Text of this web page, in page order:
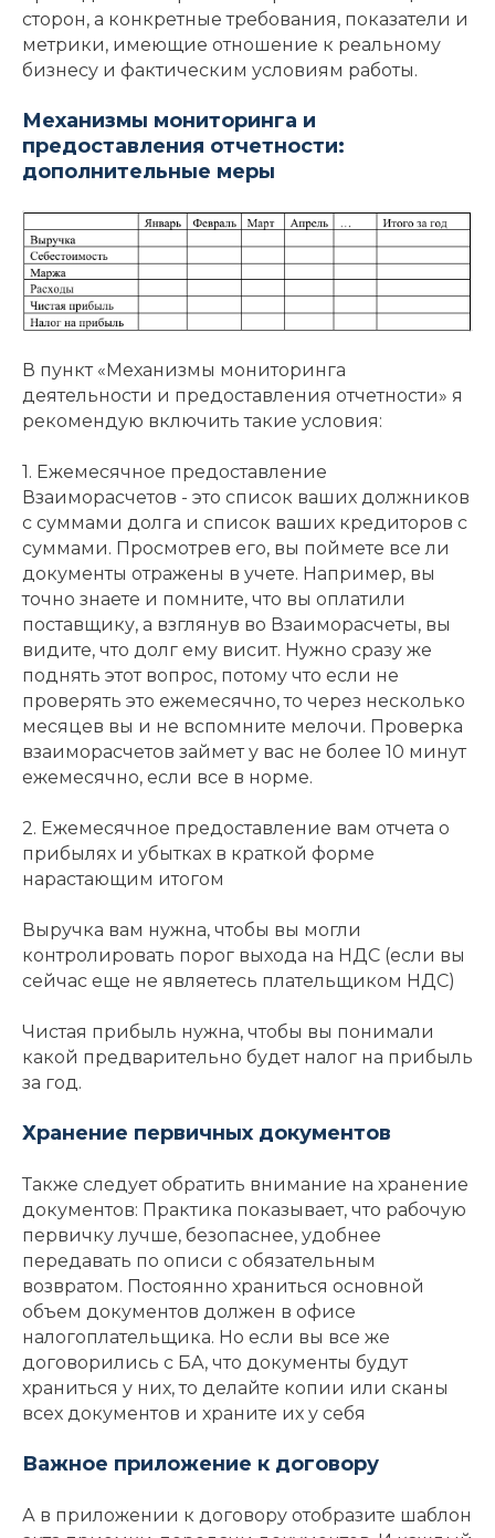
сторон, а конкретные требования, показатели и
метрики, имеющие отношение к реальному
бизнесу и фактическим условиям работы.
Механизмы мониторинга и
предоставления отчетности:
дополнительные меры
В пункт «Механизмы мониторинга
деятельности и предоставления отчетности» я
рекомендую включить такие условия:
1. Ежемесячное предоставление
Взаиморасчетов - это список ваших должников
с суммами долга и список ваших кредиторов с
суммами. Просмотрев его, вы поймете все ли
документы отражены в учете. Например, вы
точно знаете и помните, что вы оплатили
поставщику, а взглянув во Взаиморасчеты, вы
видите, что долг ему висит. Нужно сразу же
поднять этот вопрос, потому что если не
проверять это ежемесячно, то через несколько
месяцев вы и не вспомните мелочи. Проверка
взаиморасчетов займет у вас не более 10 минут
ежемесячно, если все в норме.
2. Ежемесячное предоставление вам отчета о
прибылях и убытках в краткой форме
нарастающим итогом
Выручка вам нужна, чтобы вы могли
контролировать порог выхода на НДС (если вы
сейчас еще не являетесь плательщиком НДС)
Чистая прибыль нужна, чтобы вы понимали
какой предварительно будет налог на прибыль
за год.
Хранение первичных документов
Также следует обратить внимание на хранение
документов: Практика показывает, что рабочую
первичку лучше, безопаснее, удобнее
передавать по описи с обязательным
возвратом. Постоянно храниться основной
объем документов должен в офисе
налогоплательщика. Но если вы все же
договорились с БА, что документы будут
храниться у них, то делайте копии или сканы
всех документов и храните их у себя
Важное приложение к договору
А в приложении к договору отобразите шаблон